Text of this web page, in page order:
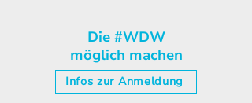
Die #WDW
möglich machen
Infos zur Anmeldung